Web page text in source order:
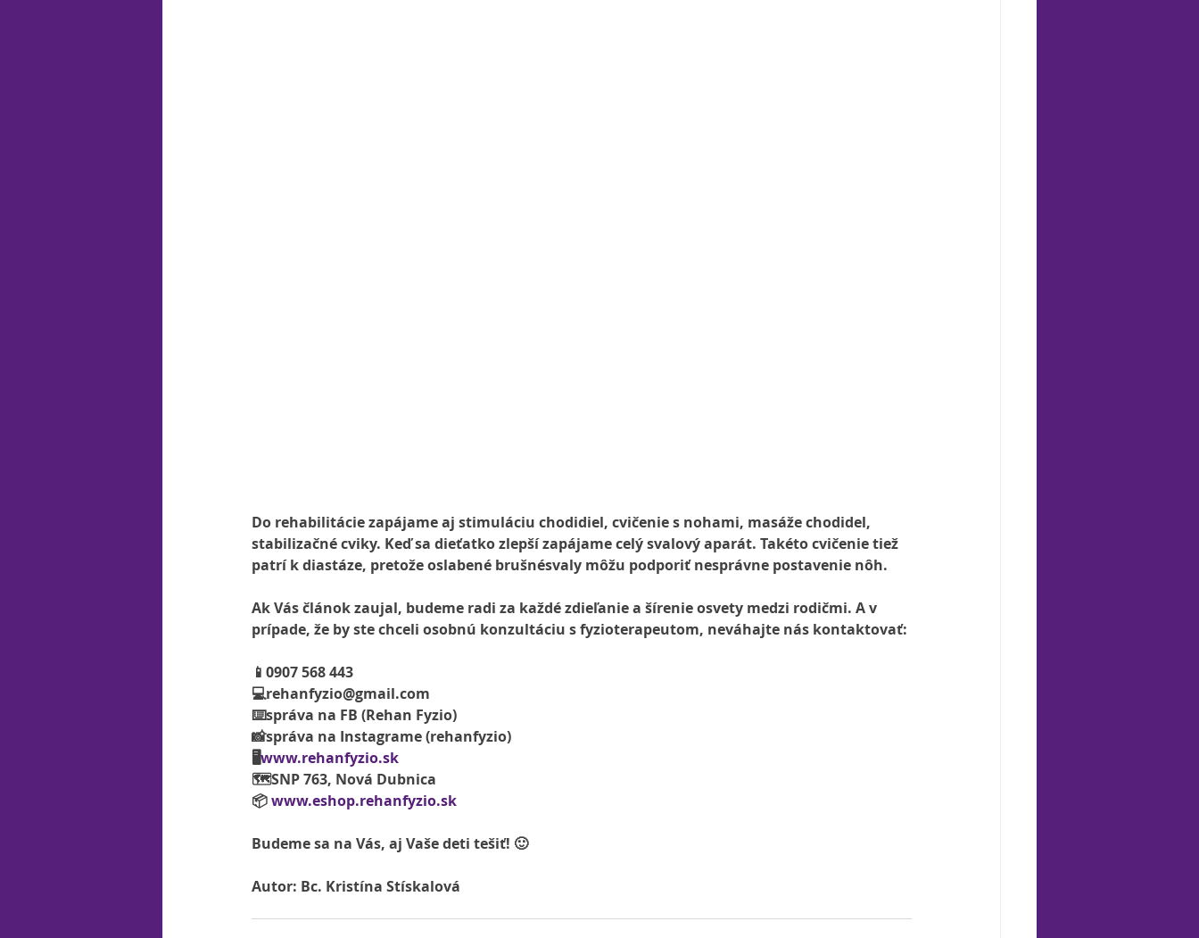
Do rehabilitácie zapájame aj stimuláciu chodidiel, cvičenie s nohami, masáže chodidel,
stabilizačné cviky. Keď sa dieťatko zlepší zapájame celý svalový aparát. Takéto cvičenie tiež
patrí k diastáze, pretože oslabené brušnésvaly môžu podporiť nesprávne postavenie nôh.
Ak Vás článok zaujal, budeme radi za každé zdieľanie a šírenie osvety medzi rodičmi. A v
prípade, že by ste chceli osobnú konzultáciu s fyzioterapeutom, neváhajte nás kontaktovať:
📱0907 568 443
💻rehanfyzio@gmail.com
⌨️správa na FB (Rehan Fyzio)
📸správa na Instagrame (rehanfyzio)
🖥www.rehanfyzio.sk
🗺SNP 763, Nová Dubnica
📦 www.eshop.rehanfyzio.sk
Budeme sa na Vás, aj Vaše deti tešiť! 🙂
Autor: Bc. Kristína Stískalová